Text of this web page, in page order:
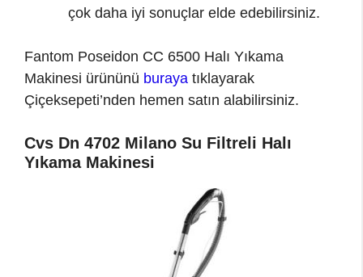
çok daha iyi sonuçlar elde edebilirsiniz.
Fantom Poseidon CC 6500 Halı Yıkama
Makinesi ürününü buraya tıklayarak
Çiçeksepeti’nden hemen satın alabilirsiniz.
Cvs Dn 4702 Milano Su Filtreli Halı
Yıkama Makinesi